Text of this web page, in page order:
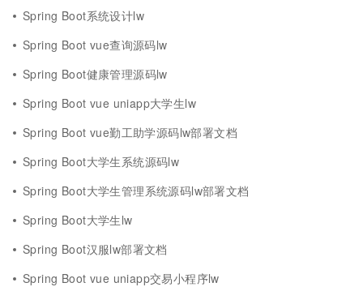
Spring Boot系统设计lw
Spring Boot vue查询源码lw
Spring Boot健康管理源码lw
Spring Boot vue uniapp大学生lw
Spring Boot vue勤工助学源码lw部署文档
Spring Boot大学生系统源码lw
Spring Boot大学生管理系统源码lw部署文档
Spring Boot大学生lw
Spring Boot汉服lw部署文档
Spring Boot vue uniapp交易小程序lw